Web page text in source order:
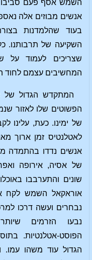
השמש אסף פעם סביבו
אנשים מבוזים אלה
בעוד שהלמדנות
השקיעה של תרבותנו.
שצריכים לעמוד על
המחשיבים עצמם לחוד
המתקדש הגדול
הפשוטים שלו לאזור
של ימינו. כעת, עלינו
לאטלנטיס זמן ארוך
אנשים נדדו בהתמדה
של אסיה, אירופה
שונים והתערבבו
אוראקאל השמש לקח
נבחרים ועשה דרכו
נבעו הזרמים
הפוסט-אטלנטיות.
הגדול עוד משהו עמו.